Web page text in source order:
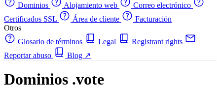
Dominios
Alojamiento web
Correo electrónico
Certificados SSL
Área de cliente
Facturación
Otros
Glosario de términos
Legal
Registrant rights
Reportar abuso
Blog ↗
Dominios .vote